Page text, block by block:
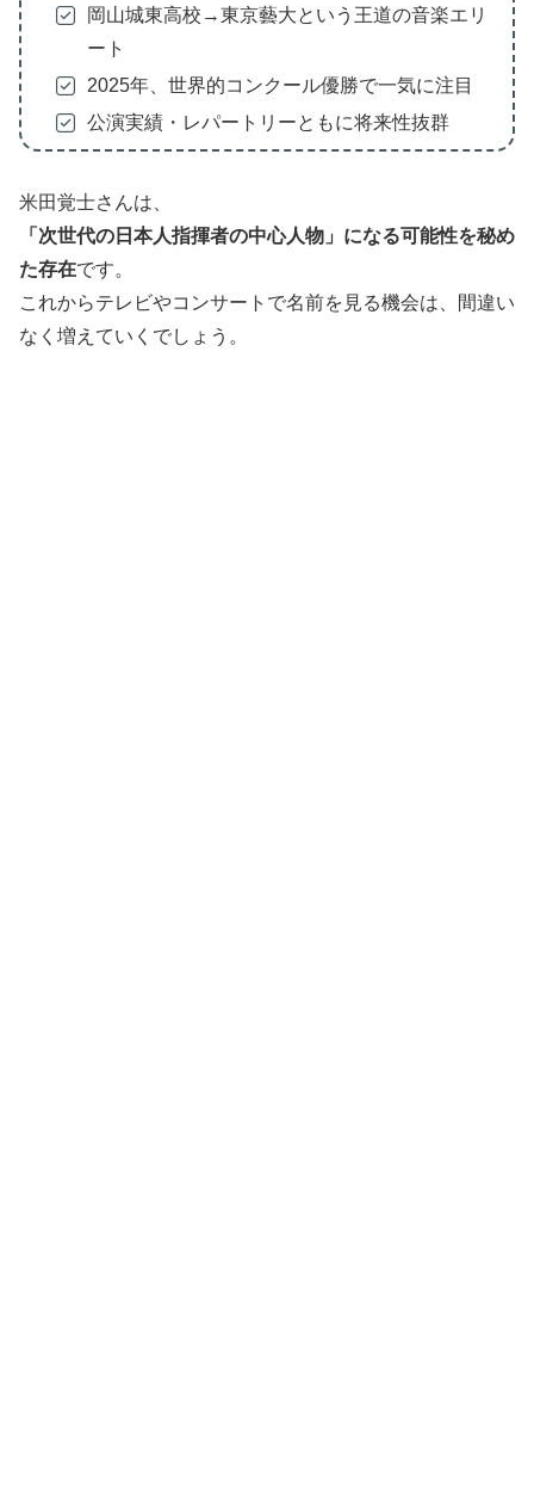
岡山城東高校→東京藝大という王道の音楽エリ
ート
2025年、世界的コンクール優勝で一気に注目
公演実績・レパートリーともに将来性抜群
米田覚士さんは、
「次世代の日本人指揮者の中心人物」になる可能性を秘め
た存在です。
これからテレビやコンサートで名前を見る機会は、間違い
なく増えていくでしょう。